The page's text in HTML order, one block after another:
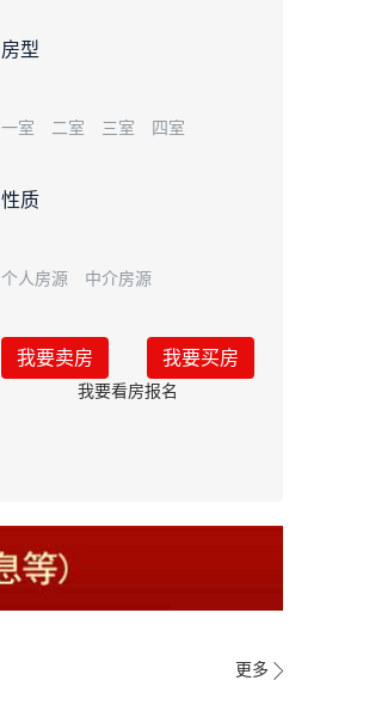
房型
一室 二室 三室 四室
性质
个人房源 中介房源
我要卖房 我要买房
我要看房报名
更多